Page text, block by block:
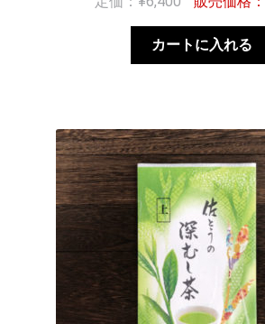
カートに入れる